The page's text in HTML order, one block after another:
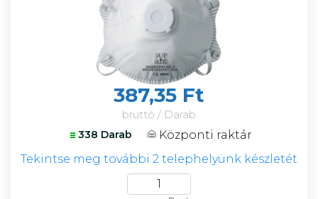
387,35 Ft
bruttó / Darab
338 Darab
Központi raktár
Tekintse meg további 2 telephelyünk készletét